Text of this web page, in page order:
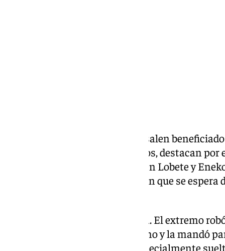
Hay numerosos jugadores que salen
, pero tres de ellos, destacan
goleadores (David Larrubia, Julen Lobete y
no estaban mostrando la versión que se espera
El primero gol lo anotó Larrubia. El extremo
salir de atrás el cuadro andorrano y la mandó
Además, el de La Luz estaba especialmente